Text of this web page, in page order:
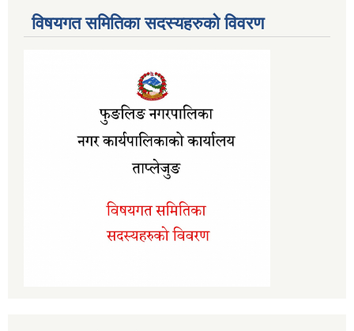
विषयगत समितिका सदस्यहरुको विवरण